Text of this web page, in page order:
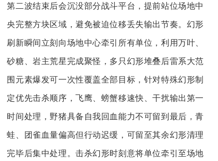
第二波结束后会沉没部分战斗平台，提前站位场地中
央完整方块区域，避免被迫位移丢失输出节奏。幻形
刷新瞬间立刻向场地中心牵引所有单位，利用万叶、
砂糖、岩主荒星完成聚怪，多只幻形堆叠后雷系大范
围元素爆发可一次性覆盖全部目标，针对特殊幻形制
定优先击杀顺序，飞鹰、螃蟹移速快、干扰输出第一
时间处理，野猪具备自我回血能力不可留到最后，青
蛙、团雀血量偏高但行动迟缓，可留至其余幻形清理
完毕后集中处理。击杀幻形时刻意将单位牵引至场地